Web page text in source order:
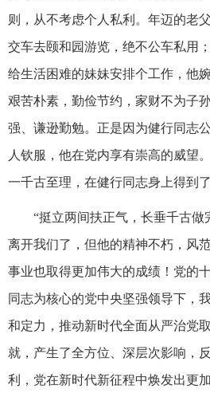
则，从不考虑个人私利。年迈的老
交车去颐和园游览，绝不公车私用
给生活困难的妹妹安排个工作，他
艰苦朴素，勤俭节约，家财不为子
强、谦逊勤勉。正是因为健行同志
人钦服，他在党内享有崇高的威望
一千古至理，在健行同志身上得到
“挺立两间扶正气，长垂千古做
离开我们了，但他的精神不朽，风
事业也取得更加伟大的成绩！党的
同志为核心的党中央坚强领导下，
和定力，推动新时代全面从严治党
就，产生了全方位、深层次影响，
利，党在新时代新征程中焕发出更